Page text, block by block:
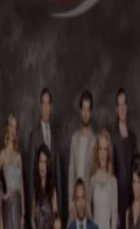
De Bondgenoten: 'Besef wat je kwijt
The Voice-finale: 'Dit willen we
De Bondgenoten te verlaten, ze
liggen keihard in de clinch
op Reis breekt Tobias Camman: